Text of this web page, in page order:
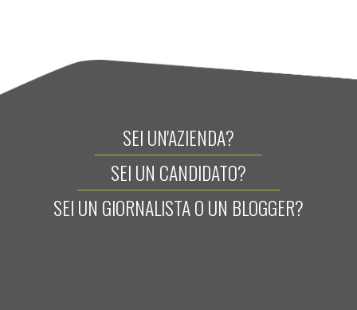
SEI UN'AZIENDA?
SEI UN CANDIDATO?
SEI UN GIORNALISTA O UN BLOGGER?